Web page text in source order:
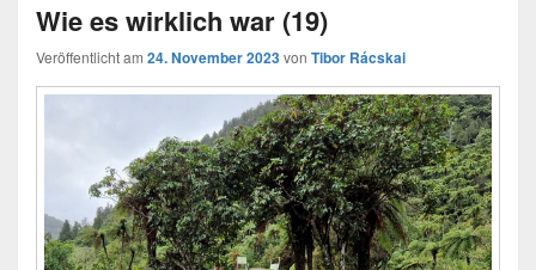
Wie es wirklich war (19)
Veröffentlicht am 24. November 2023von Tibor Rácskai